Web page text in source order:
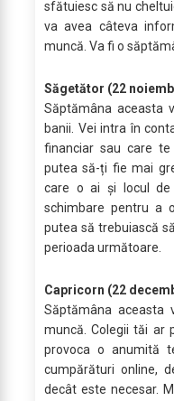
sfătuiesc să nu
va avea câteva
muncă. Va fi o
Săgetător (22
Săptămâna aceasta
banii. Vei intra în
financiar sau care
putea să-ți fie mai
care o ai și locul de
schimbare pentru a
putea să trebuiască
perioada următoare.
Capricorn (22
Săptămâna
muncă. Colegii tăi ar
provoca o anumită
cumpărături online,
decât este necesar.